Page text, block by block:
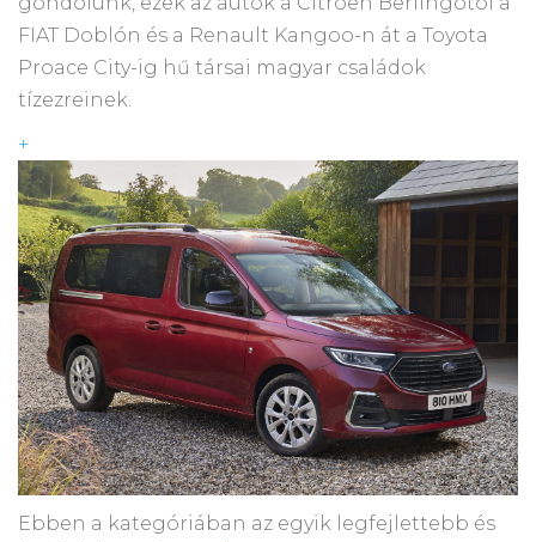
FIAT Doblón és a Renault Kangoo-n át a Toyota
Proace City-ig hű társai magyar családok
tízezreinek.
+
Ebben a kategóriában az egyik legfejlettebb és